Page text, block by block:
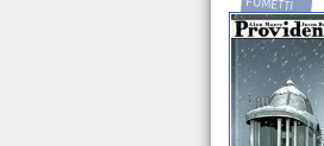
FUMETTI